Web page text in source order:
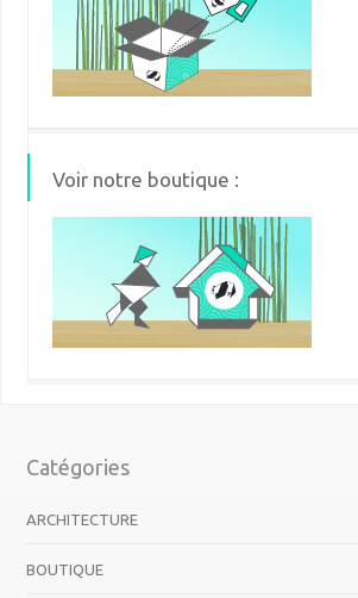
Voir notre boutique :
Catégories
ARCHITECTURE
BOUTIQUE